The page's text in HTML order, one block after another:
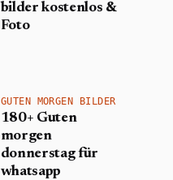
bilder kostenlos &
Foto
GUTEN MORGEN BILDER
180+ Guten
morgen
donnerstag für
whatsapp